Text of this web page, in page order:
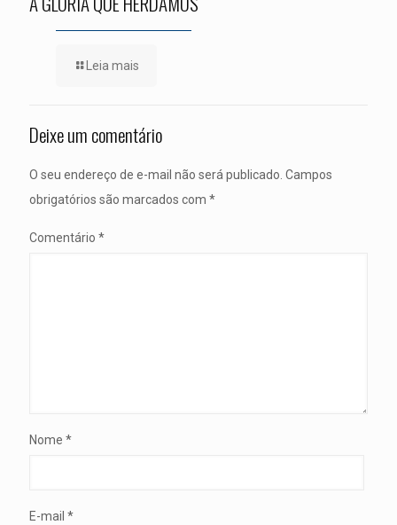
Leia mais
Deixe um comentário
O seu endereço de e-mail não será publicado. Campos
obrigatórios são marcados com *
Comentário *
Nome *
E-mail *